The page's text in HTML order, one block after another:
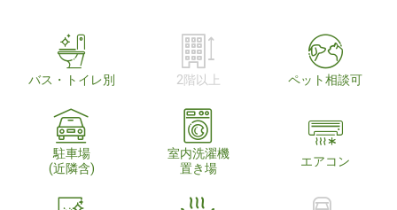
バス・トイレ別 2階以上 ペット相談可
駐車場
(近隣含)
室内洗濯機
置き場
エアコン